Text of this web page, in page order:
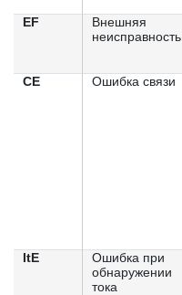
EF
Внешняя
неисправность
CE Ошибка связи
ItE
Ошибка при
обнаружении
тока